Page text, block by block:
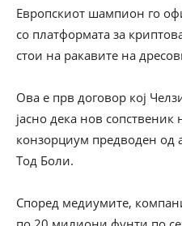
Европскиот шампион го
со платформата за
стои на ракавите на
Ова е прв договор кој
јасно дека нов сопственик
конзорциум предводен од
Тод Боли.
Според медиумите,